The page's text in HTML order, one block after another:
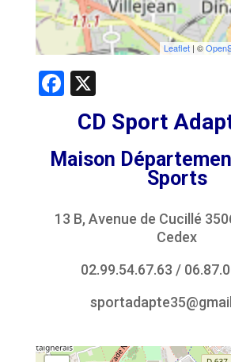
Leaflet | ©
Facebook
CD Sport
Maison
Sports
13 B, Avenue de Cucillé
Cedex
02.99.54.67.63 /